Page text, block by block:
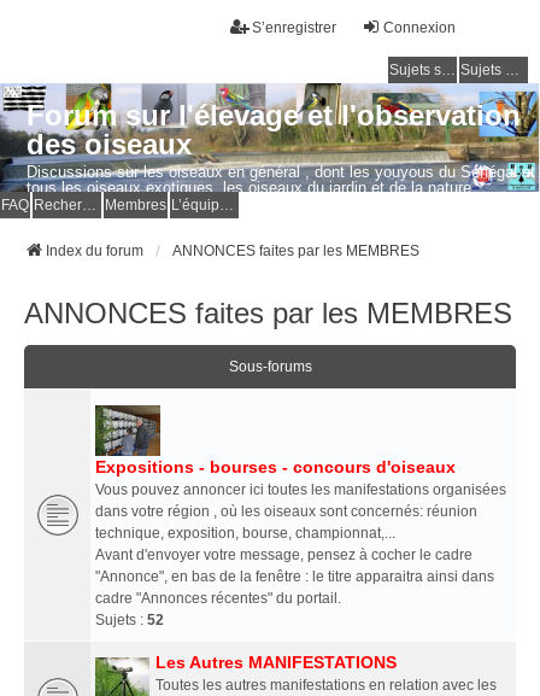
Connexion
S’enregistrer
Sujets sans réponse Sujets actifs
Forum sur l'élevage et l'observation
des oiseaux
Discussions sur les oiseaux en général , dont les youyous du Sénégal et
tous les oiseaux exotiques, les oiseaux du jardin et de la nature.
Questions, photos, expériences.
FAQ Membres
Index du forum ANNONCES faites par les MEMBRES
ANNONCES faites par les MEMBRES
Sous-forums
Expositions - bourses - concours d'oiseaux
Vous pouvez annoncer ici toutes les manifestations organisées
dans votre région , où les oiseaux sont concernés: réunion
technique, exposition, bourse, championnat,...
Avant d'envoyer votre message, pensez à cocher le cadre
"Annonce", en bas de la fenêtre : le titre apparaitra ainsi dans
cadre "Annonces récentes" du portail.
Sujets : 52
Les Autres MANIFESTATIONS
Toutes les autres manifestations en relation avec les